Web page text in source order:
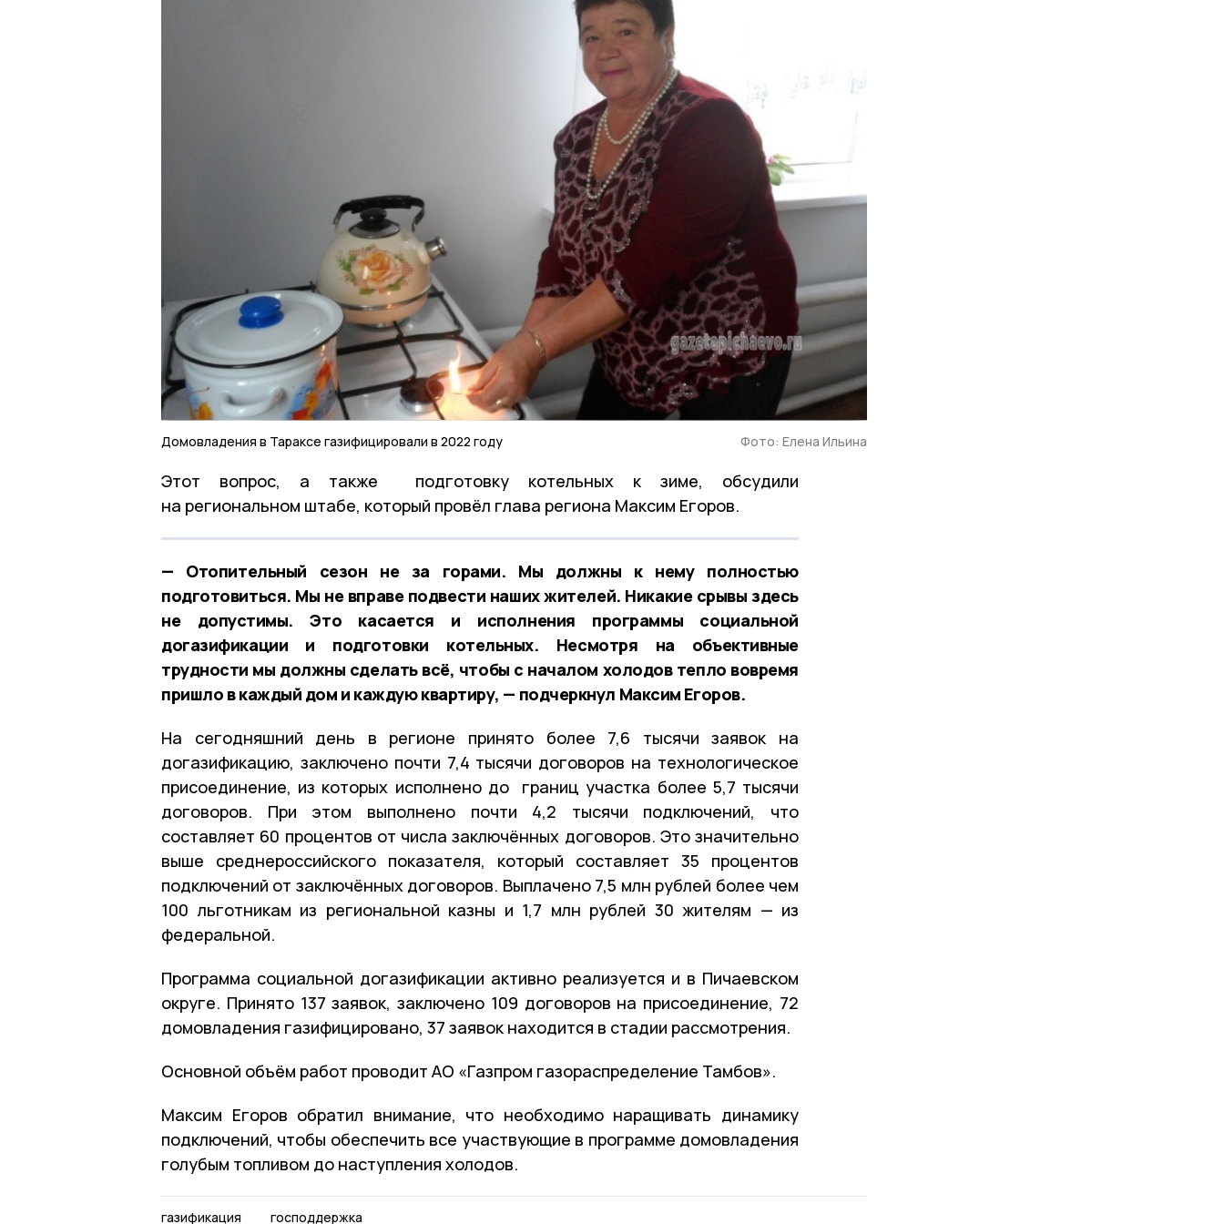
Домовладения в Тараксе газифицировали в 2022 году Фото: Елена Ильина
Этот вопрос, а также подготовку котельных к зиме, обсудили
на региональном штабе, который провёл глава региона Максим Егоров.
— Отопительный сезон не за горами. Мы должны к нему полностью
подготовиться. Мы не вправе подвести наших жителей. Никакие срывы здесь
не допустимы. Это касается и исполнения программы социальной
догазификации и подготовки котельных. Несмотря на объективные
трудности мы должны сделать всё, чтобы с началом холодов тепло вовремя
пришло в каждый дом и каждую квартиру, — подчеркнул Максим Егоров.
На сегодняшний день в регионе принято более 7,6 тысячи заявок на
догазификацию, заключено почти 7,4 тысячи договоров на технологическое
присоединение, из которых исполнено до границ участка более 5,7 тысячи
договоров. При этом выполнено почти 4,2 тысячи подключений, что
составляет 60 процентов от числа заключённых договоров. Это значительно
выше среднероссийского показателя, который составляет 35 процентов
подключений от заключённых договоров. Выплачено 7,5 млн рублей более чем
100 льготникам из региональной казны и 1,7 млн рублей 30 жителям — из
федеральной.
Программа социальной догазификации активно реализуется и в Пичаевском
округе. Принято 137 заявок, заключено 109 договоров на присоединение, 72
домовладения газифицировано, 37 заявок находится в стадии рассмотрения.
Основной объём работ проводит АО «Газпром газораспределение Тамбов».
Максим Егоров обратил внимание, что необходимо наращивать динамику
подключений, чтобы обеспечить все участвующие в программе домовладения
голубым топливом до наступления холодов.
газификация господдержка